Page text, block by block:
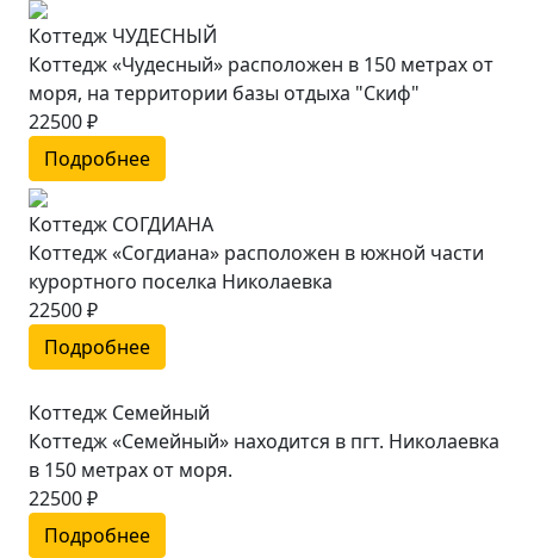
Коттедж ЧУДЕСНЫЙ
Коттедж «Чудесный» расположен в 150 метрах от
моря, на территории базы отдыха "Скиф"
22500 ₽
Подробнее
Коттедж СОГДИАНА
Коттедж «Согдиана» расположен в южной части
курортного поселка Николаевка
22500 ₽
Подробнее
Коттедж Семейный
Коттедж «Семейный» находится в пгт. Николаевка
в 150 метрах от моря.
22500 ₽
Подробнее